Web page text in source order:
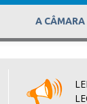
A CÂMARA